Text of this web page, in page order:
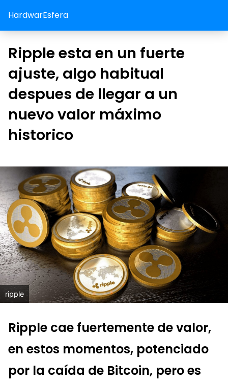
HardwarEsfera
Ripple esta en un fuerte
ajuste, algo habitual
despues de llegar a un
nuevo valor máximo
historico
ripple
Ripple cae fuertemente de valor,
en estos momentos, potenciado
por la caída de Bitcoin, pero es